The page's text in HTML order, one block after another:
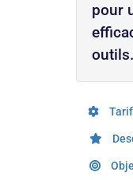
pour
outils.